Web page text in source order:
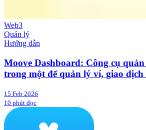
Web3
Quản lý
Hướng dẫn
Moove Dashboard: Công cụ
trong một để quản lý ví, giao
15 Feb 2026
10 phút đọc